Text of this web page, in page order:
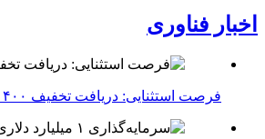
اخبار فناوری
فرصت استثنایی: دریافت تخفیف ۴۰۰ دلاری بلیط کنفرانس تک‌کرانچ دیسراپت ۲۰۲۶